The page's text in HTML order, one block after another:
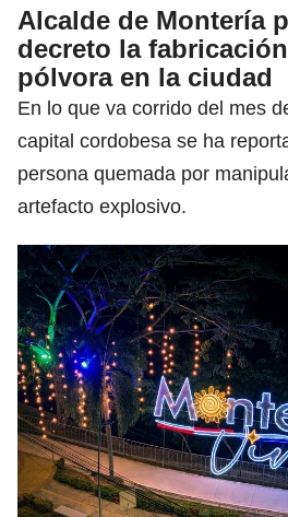
Alcalde de Montería
decreto la
pólvora en la ciudad
En lo que va corrido del mes
capital cordobesa se ha
persona quemada por
artefacto explosivo.